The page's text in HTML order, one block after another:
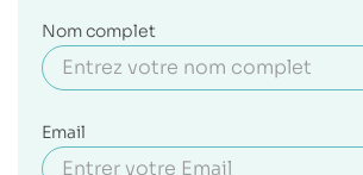
Nom complet
Email